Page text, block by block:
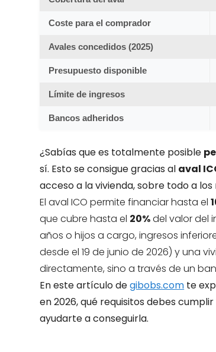
Coste para el comprador
Avales concedidos (2025)
Presupuesto disponible
Límite de ingresos
Bancos adheridos
¿Sabías que es totalmente posible
sí. Esto se consigue gracias al aval
acceso a la vivienda, sobre todo a
El aval ICO permite financiar hasta el
que cubre hasta el 20%del valor del
años o hijos a cargo, ingresos
desde el 19 de junio de 2026) y una
directamente, sino a través de un
En este artículo degibobs.com te
en 2026, qué requisitos debes
ayudarte a conseguirla.